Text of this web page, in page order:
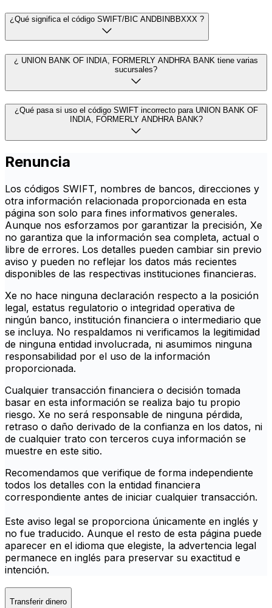
¿Qué significa el código SWIFT/BIC ANDBINBBXXX ?
¿ UNION BANK OF INDIA, FORMERLY ANDHRA BANK tiene varias
sucursales?
¿Qué pasa si uso el código SWIFT incorrecto para UNION BANK OF
INDIA, FORMERLY ANDHRA BANK?
Renuncia
Los códigos SWIFT, nombres de bancos, direcciones y
otra información relacionada proporcionada en esta
página son solo para fines informativos generales.
Aunque nos esforzamos por garantizar la precisión, Xe
no garantiza que la información sea completa, actual o
libre de errores. Los detalles pueden cambiar sin previo
aviso y pueden no reflejar los datos más recientes
disponibles de las respectivas instituciones financieras.
Xe no hace ninguna declaración respecto a la posición
legal, estatus regulatorio o integridad operativa de
ningún banco, institución financiera o intermediario que
se incluya. No respaldamos ni verificamos la legitimidad
de ninguna entidad involucrada, ni asumimos ninguna
responsabilidad por el uso de la información
proporcionada.
Cualquier transacción financiera o decisión tomada
basar en esta información se realiza bajo tu propio
riesgo. Xe no será responsable de ninguna pérdida,
retraso o daño derivado de la confianza en los datos, ni
de cualquier trato con terceros cuya información se
muestre en este sitio.
Recomendamos que verifique de forma independiente
todos los detalles con la entidad financiera
correspondiente antes de iniciar cualquier transacción.
Este aviso legal se proporciona únicamente en inglés y
no fue traducido. Aunque el resto de esta página puede
aparecer en el idioma que elegiste, la advertencia legal
permanece en inglés para preservar su exactitud e
intención.
Transferir dinero